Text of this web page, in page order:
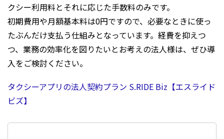
クシー利用料とそれに応じた手数料のみです。
初期費用や月額基本料は0円ですので、必要なときに使っ
たぶんだけ支払う仕組みとなっています。経費を抑えつ
つ、業務の効率化を図りたいとお考えの法人様は、ぜひ導
入をご検討ください。
タクシーアプリの法人契約プラン S.RIDE Biz【エスライド
ビズ】